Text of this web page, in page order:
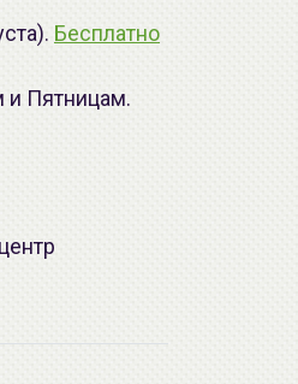
Бесплатно
и Пятницам.